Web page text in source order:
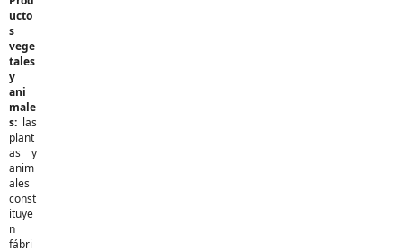
ucto
s
vege
tales
y
ani
male
s: las
plant
as y
anim
ales
const
ituye
n
fábri